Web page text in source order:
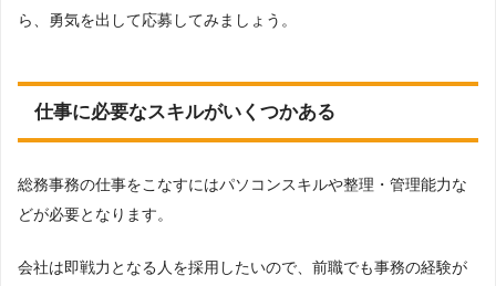
ら、勇気を出して応募してみましょう。
仕事に必要なスキルがいくつかある
総務事務の仕事をこなすにはパソコンスキルや整理・管理能力な
どが必要となります。
会社は即戦力となる人を採用したいので、前職でも事務の経験が